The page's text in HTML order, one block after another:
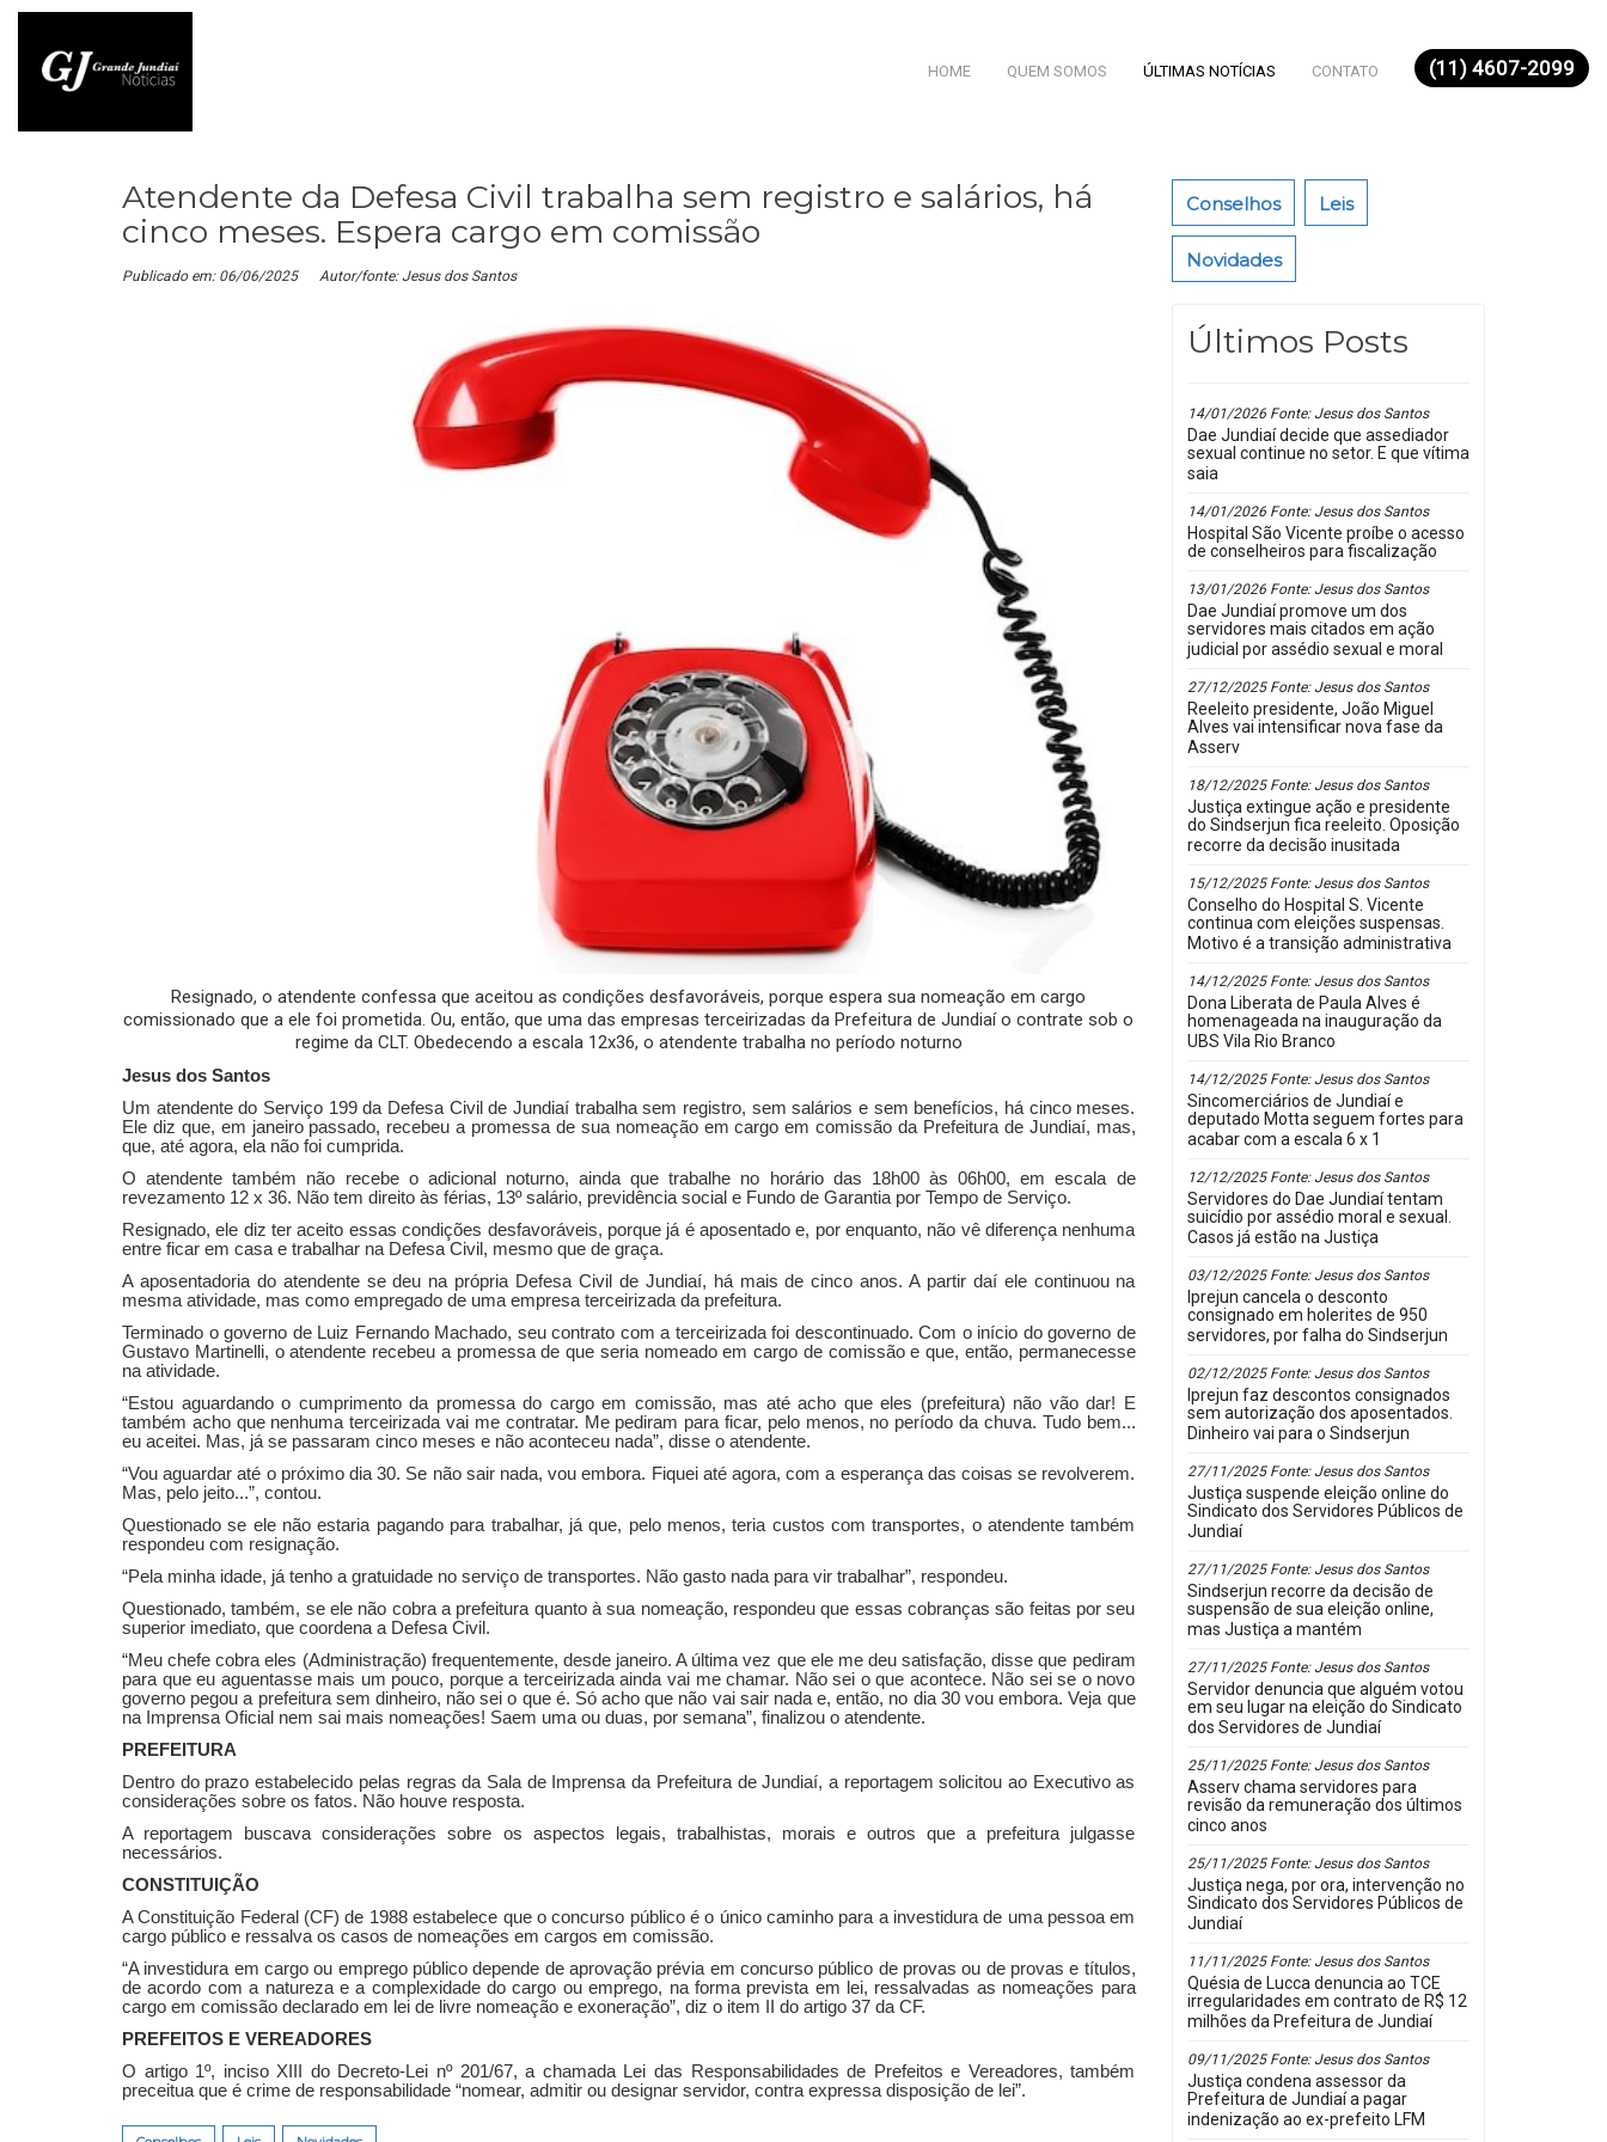
HOME QUEM SOMOS ÚLTIMAS NOTÍCIAS CONTATO (11) 4607-2099
Atendente da Defesa Civil trabalha sem registro e salários, há
cinco meses. Espera cargo em comissão
Publicado em: 06/06/2025 Autor/fonte: Jesus dos Santos
Resignado, o atendente confessa que aceitou as condições desfavoráveis, porque espera sua nomeação em cargo
comissionado que a ele foi prometida. Ou, então, que uma das empresas terceirizadas da Prefeitura de Jundiaí o contrate sob o
regime da CLT. Obedecendo a escala 12x36, o atendente trabalha no período noturno
Jesus dos Santos
Um atendente do Serviço 199 da Defesa Civil de Jundiaí trabalha sem registro, sem salários e sem benefícios, há cinco meses.
Ele diz que, em janeiro passado, recebeu a promessa de sua nomeação em cargo em comissão da Prefeitura de Jundiaí, mas,
que, até agora, ela não foi cumprida.
O atendente também não recebe o adicional noturno, ainda que trabalhe no horário das 18h00 às 06h00, em escala de
revezamento 12 x 36. Não tem direito às férias, 13º salário, previdência social e Fundo de Garantia por Tempo de Serviço.
Resignado, ele diz ter aceito essas condições desfavoráveis, porque já é aposentado e, por enquanto, não vê diferença nenhuma
entre ficar em casa e trabalhar na Defesa Civil, mesmo que de graça.
A aposentadoria do atendente se deu na própria Defesa Civil de Jundiaí, há mais de cinco anos. A partir daí ele continuou na
mesma atividade, mas como empregado de uma empresa terceirizada da prefeitura.
Terminado o governo de Luiz Fernando Machado, seu contrato com a terceirizada foi descontinuado. Com o início do governo de
Gustavo Martinelli, o atendente recebeu a promessa de que seria nomeado em cargo de comissão e que, então, permanecesse
na atividade.
“Estou aguardando o cumprimento da promessa do cargo em comissão, mas até acho que eles (prefeitura) não vão dar! E
também acho que nenhuma terceirizada vai me contratar. Me pediram para ficar, pelo menos, no período da chuva. Tudo bem...
eu aceitei. Mas, já se passaram cinco meses e não aconteceu nada”, disse o atendente.
“Vou aguardar até o próximo dia 30. Se não sair nada, vou embora. Fiquei até agora, com a esperança das coisas se revolverem.
Mas, pelo jeito...”, contou.
Questionado se ele não estaria pagando para trabalhar, já que, pelo menos, teria custos com transportes, o atendente também
respondeu com resignação.
“Pela minha idade, já tenho a gratuidade no serviço de transportes. Não gasto nada para vir trabalhar”, respondeu.
Questionado, também, se ele não cobra a prefeitura quanto à sua nomeação, respondeu que essas cobranças são feitas por seu
superior imediato, que coordena a Defesa Civil.
“Meu chefe cobra eles (Administração) frequentemente, desde janeiro. A última vez que ele me deu satisfação, disse que pediram
para que eu aguentasse mais um pouco, porque a terceirizada ainda vai me chamar. Não sei o que acontece. Não sei se o novo
governo pegou a prefeitura sem dinheiro, não sei o que é. Só acho que não vai sair nada e, então, no dia 30 vou embora. Veja que
na Imprensa Oficial nem sai mais nomeações! Saem uma ou duas, por semana”, finalizou o atendente.
PREFEITURA
Dentro do prazo estabelecido pelas regras da Sala de Imprensa da Prefeitura de Jundiaí, a reportagem solicitou ao Executivo as
considerações sobre os fatos. Não houve resposta.
A reportagem buscava considerações sobre os aspectos legais, trabalhistas, morais e outros que a prefeitura julgasse
necessários.
CONSTITUIÇÃO
A Constituição Federal (CF) de 1988 estabelece que o concurso público é o único caminho para a investidura de uma pessoa em
cargo público e ressalva os casos de nomeações em cargos em comissão.
“A investidura em cargo ou emprego público depende de aprovação prévia em concurso público de provas ou de provas e títulos,
de acordo com a natureza e a complexidade do cargo ou emprego, na forma prevista em lei, ressalvadas as nomeações para
cargo em comissão declarado em lei de livre nomeação e exoneração”, diz o item II do artigo 37 da CF.
PREFEITOS E VEREADORES
O artigo 1º, inciso XIII do Decreto-Lei nº 201/67, a chamada Lei das Responsabilidades de Prefeitos e Vereadores, também
preceitua que é crime de responsabilidade “nomear, admitir ou designar servidor, contra expressa disposição de lei”.
Conselhos Leis
Novidades
Últimos Posts
14/01/2026 Fonte: Jesus dos Santos
Dae Jundiaí decide que assediador
sexual continue no setor. E que vítima
saia
14/01/2026 Fonte: Jesus dos Santos
Hospital São Vicente proíbe o acesso
de conselheiros para fiscalização
13/01/2026 Fonte: Jesus dos Santos
Dae Jundiaí promove um dos
servidores mais citados em ação
judicial por assédio sexual e moral
27/12/2025 Fonte: Jesus dos Santos
Reeleito presidente, João Miguel
Alves vai intensificar nova fase da
Asserv
18/12/2025 Fonte: Jesus dos Santos
Justiça extingue ação e presidente
do Sindserjun fica reeleito. Oposição
recorre da decisão inusitada
15/12/2025 Fonte: Jesus dos Santos
Conselho do Hospital S. Vicente
continua com eleições suspensas.
Motivo é a transição administrativa
14/12/2025 Fonte: Jesus dos Santos
Dona Liberata de Paula Alves é
homenageada na inauguração da
UBS Vila Rio Branco
14/12/2025 Fonte: Jesus dos Santos
Sincomerciários de Jundiaí e
deputado Motta seguem fortes para
acabar com a escala 6 x 1
12/12/2025 Fonte: Jesus dos Santos
Servidores do Dae Jundiaí tentam
suicídio por assédio moral e sexual.
Casos já estão na Justiça
03/12/2025 Fonte: Jesus dos Santos
Iprejun cancela o desconto
consignado em holerites de 950
servidores, por falha do Sindserjun
02/12/2025 Fonte: Jesus dos Santos
Iprejun faz descontos consignados
sem autorização dos aposentados.
Dinheiro vai para o Sindserjun
27/11/2025 Fonte: Jesus dos Santos
Justiça suspende eleição online do
Sindicato dos Servidores Públicos de
Jundiaí
27/11/2025 Fonte: Jesus dos Santos
Sindserjun recorre da decisão de
suspensão de sua eleição online,
mas Justiça a mantém
27/11/2025 Fonte: Jesus dos Santos
Servidor denuncia que alguém votou
em seu lugar na eleição do Sindicato
dos Servidores de Jundiaí
25/11/2025 Fonte: Jesus dos Santos
Asserv chama servidores para
revisão da remuneração dos últimos
cinco anos
25/11/2025 Fonte: Jesus dos Santos
Justiça nega, por ora, intervenção no
Sindicato dos Servidores Públicos de
Jundiaí
11/11/2025 Fonte: Jesus dos Santos
Quésia de Lucca denuncia ao TCE
irregularidades em contrato de R$ 12
milhões da Prefeitura de Jundiaí
09/11/2025 Fonte: Jesus dos Santos
Justiça condena assessor da
Prefeitura de Jundiaí a pagar
indenização ao ex-prefeito LFM